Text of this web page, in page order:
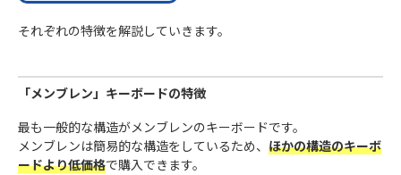
それぞれの特徴を解説していきます。
「メンブレン」キーボードの特徴
最も一般的な構造がメンブレンのキーボードです。
メンブレンは簡易的な構造をしているため、 ほかの構造のキーボ
ードより低価格で購入できます。